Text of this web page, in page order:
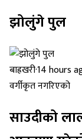
झोलुंगे पुल
बाह्रखरी·14 hours
वर्गीकृत नगरिएको
साउदीको